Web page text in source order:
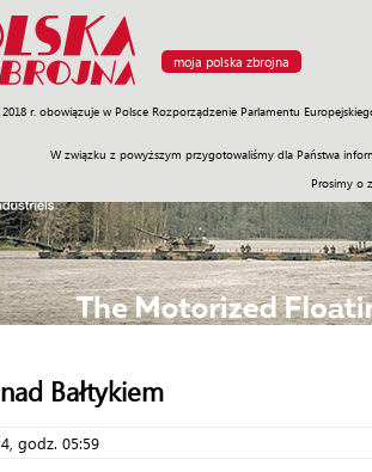
moja polska zbrojna
r. obowiązuje w Polsce Rozporządzenie Parlamentu
W związku z powyższym przygotowaliśmy dla Państwa
Prosimy o
Poligon Sprzęt Misje Polityka Prawo
Bałtykiem
godz. 05:59